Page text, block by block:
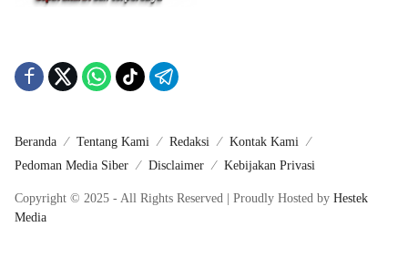
Beranda Tentang Kami Redaksi
Kontak Kami
Pedoman Media Siber
Disclaimer Kebijakan Privasi
Copyright © 2025 - All Rights Reserved | Proudly Hosted by Hestek
Media